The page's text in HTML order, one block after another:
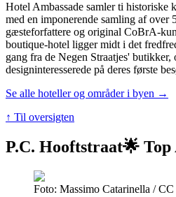
Hotel Ambassade samler ti historiske
med en imponerende samling af over
gæsteforfattere og original CoBrA-
boutique-hotel ligger midt i det
gang fra de Negen Straatjes'
designinteresserede på deres første
Se alle hoteller og områder i byen →
↑ Til oversigten
P.C. Hooftstraat🌟 Top
Foto: Massimo Catarinella /